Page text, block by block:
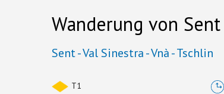
Wanderung von
Sent - Val Sinestra - Vnà - Tschlin
T1